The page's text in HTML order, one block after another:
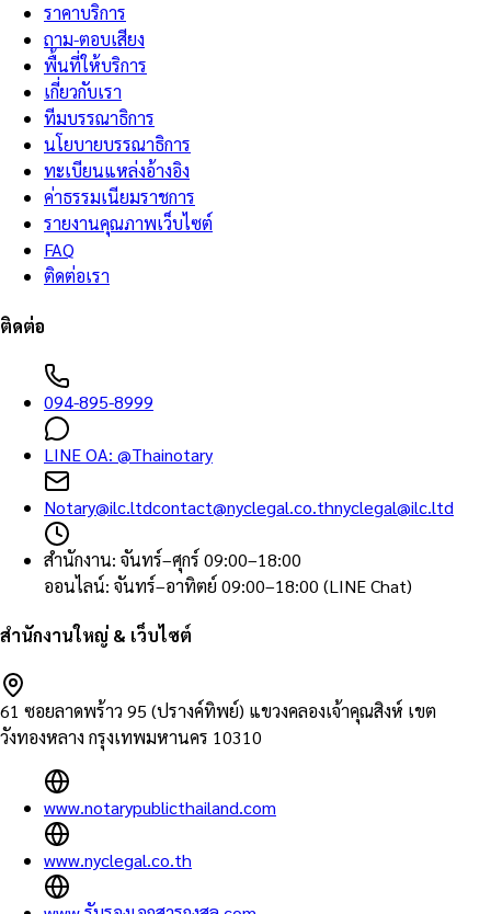
ราคาบริการ
ถาม-ตอบเสียง
พื้นที่ให้บริการ
เกี่ยวกับเรา
ทีมบรรณาธิการ
นโยบายบรรณาธิการ
ทะเบียนแหล่งอ้างอิง
ค่าธรรมเนียมราชการ
รายงานคุณภาพเว็บไซต์
FAQ
ติดต่อเรา
ติดต่อ
094-895-8999
LINE OA: @Thainotary
Notary@ilc.ltdcontact@nyclegal.co.thnyclegal@ilc.ltd
สำนักงาน: จันทร์–ศุกร์ 09:00–18:00
ออนไลน์: จันทร์–อาทิตย์ 09:00–18:00 (LINE Chat)
สำนักงานใหญ่ & เว็บไซต์
61 ซอยลาดพร้าว 95 (ปรางค์ทิพย์) แขวงคลองเจ้าคุณสิงห์ เขต
วังทองหลาง กรุงเทพมหานคร 10310
www.notarypublicthailand.com
www.nyclegal.co.th